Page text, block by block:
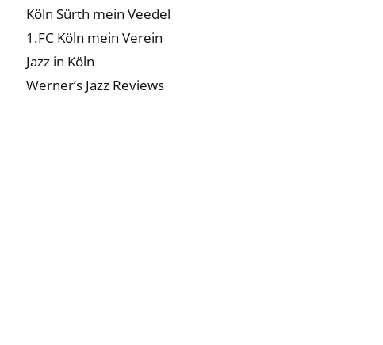
Köln Sürth mein Veedel
1.FC Köln mein Verein
Jazz in Köln
Werner’s Jazz Reviews